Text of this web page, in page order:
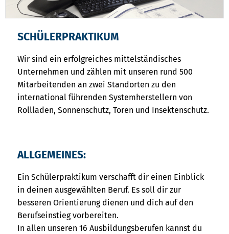
SCHÜLERPRAKTIKUM
Wir sind ein erfolgreiches mittelständisches
Unternehmen und zählen mit unseren rund 500
Mitarbeitenden an zwei Standorten zu den
international führenden Systemherstellern von
Rollladen, Sonnenschutz, Toren und Insektenschutz.
ALLGEMEINES:
Ein Schülerpraktikum verschafft dir einen Einblick
in deinen ausgewählten Beruf. Es soll dir zur
besseren Orientierung dienen und dich auf den
Berufseinstieg vorbereiten.
In allen unseren 16 Ausbildungsberufen kannst du